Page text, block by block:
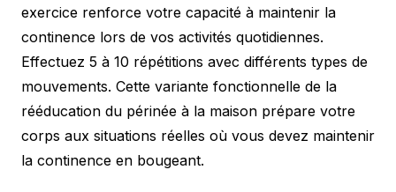
exercice renforce votre capacité à maintenir la
continence lors de vos activités quotidiennes.
Effectuez 5 à 10 répétitions avec différents types de
mouvements. Cette variante fonctionnelle de la
rééducation du périnée à la maison prépare votre
corps aux situations réelles où vous devez maintenir
la continence en bougeant.